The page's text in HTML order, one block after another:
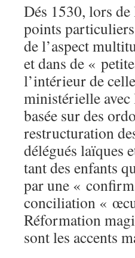
Dés 1530, lors
points
de l’aspect
et dans de «
l’intérieur de
ministérielle
basée sur des
restructuration
délégués laïques
tant des enfants
par une «
conciliation «
Réformation
sont les accents